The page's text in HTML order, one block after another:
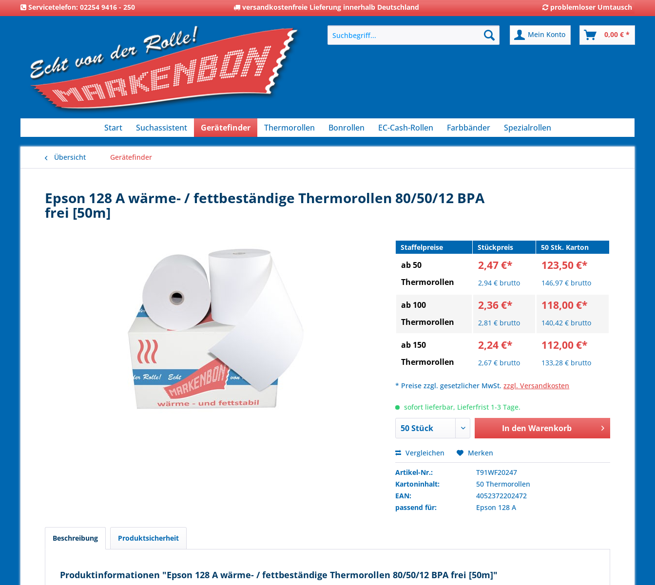
Servicetelefon: 02254 9416 - 250 versandkostenfreie Lieferung innerhalb Deutschland problemloser Umtausch
Mein Konto 0,00 € *
Start Suchassistent Gerätefinder Thermorollen Bonrollen EC-Cash-Rollen Farbbänder Spezialrollen
Übersicht Gerätefinder
Epson 128 A wärme- / fettbeständige Thermorollen 80/50/12 BPA
frei [50m]
Staffelpreise Stückpreis 50 Stk. Karton
ab 50
Thermorollen
2,47 €*
2,94 € brutto
123,50 €*
146,97 € brutto
ab 100
Thermorollen
2,36 €*
2,81 € brutto
118,00 €*
140,42 € brutto
ab 150
Thermorollen
2,24 €*
2,67 € brutto
112,00 €*
133,28 € brutto
* Preise zzgl. gesetzlicher MwSt.zzgl. Versandkosten
sofort lieferbar, Lieferfrist 1-3 Tage.
In den Warenkorb
Vergleichen Merken
Artikel-Nr.:
T91WF20247
Kartoninhalt:
50 Thermorollen
EAN:
4052372202472
passend für:
Epson 128 A
Beschreibung Produktsicherheit
Produktinformationen "Epson 128 A wärme- / fettbeständige Thermorollen 80/50/12 BPA frei [50m]"